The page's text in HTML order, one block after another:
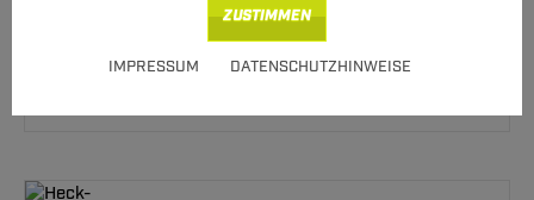
IMPRESSUM DATENSCHUTZHINWEISE
ZUSTIMMEN